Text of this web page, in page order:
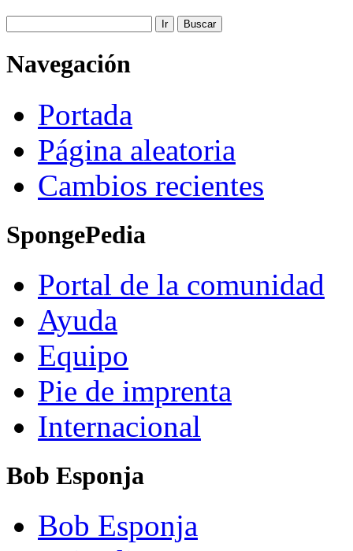
Navegación
Portada
Página aleatoria
Cambios recientes
SpongePedia
Portal de la comunidad
Ayuda
Equipo
Pie de imprenta
Internacional
Bob Esponja
Bob Esponja